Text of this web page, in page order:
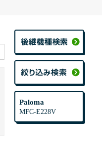
Paloma
MFC-E228V